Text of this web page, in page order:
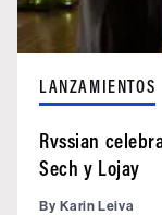
LANZAMIENTOS
Rvssian
Sech y Lojay
By Karin Leiva